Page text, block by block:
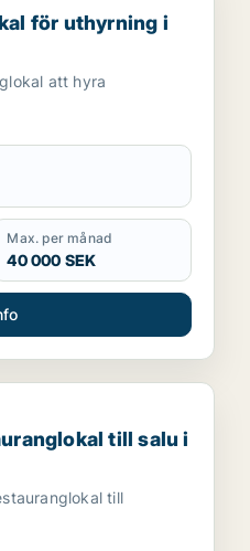
för uthyrning i
att hyra
Max. per månad
40 000 SEK
m.fl.till salu i Stockholm
till salu i
till